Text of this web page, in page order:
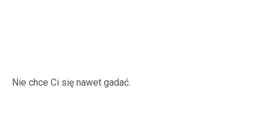
Nie chce Ci się nawet gadać.